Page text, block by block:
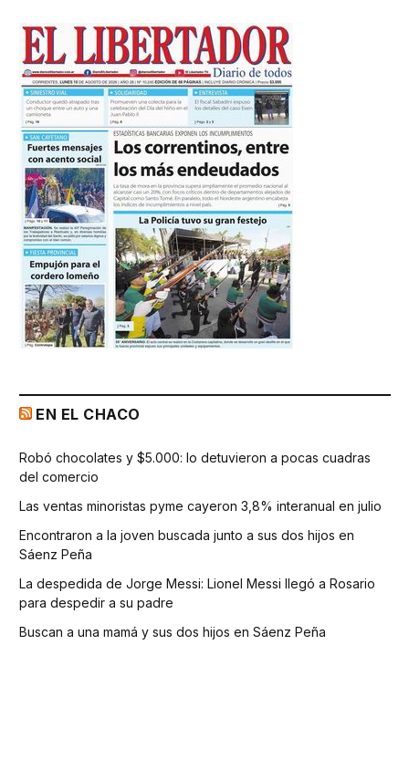
EN EL CHACO
Robó chocolates y $5.000: lo detuvieron a pocas cuadras
del comercio
Las ventas minoristas pyme cayeron 3,8% interanual en julio
Encontraron a la joven buscada junto a sus dos hijos en
Sáenz Peña
La despedida de Jorge Messi: Lionel Messi llegó a Rosario
para despedir a su padre
Buscan a una mamá y sus dos hijos en Sáenz Peña